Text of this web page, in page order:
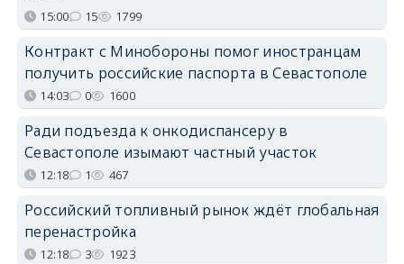
15:00 15 1799
Контракт с Минобороны помог иностранцам
получить российские паспорта в Севастополе
14:03 0 1600
Ради подъезда к онкодиспансеру в
Севастополе изымают частный участок
12:18 1 467
Российский топливный рынок ждёт глобальная
перенастройка
12:18 3 1923